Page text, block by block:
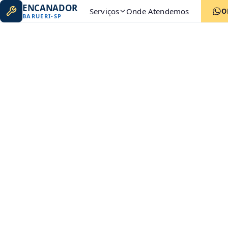
ENCANADOR
BARUERI-SP Serviços Onde Atendemos